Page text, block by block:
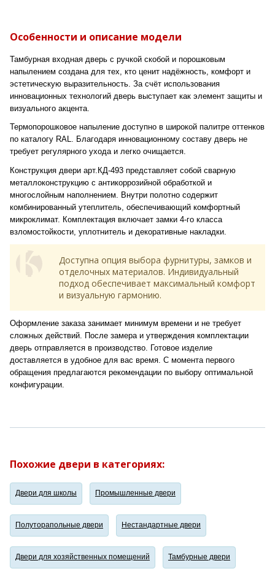
Особенности и описание модели
Тамбурная входная дверь с ручкой скобой и порошковым
напылением создана для тех, кто ценит надёжность, комфорт и
эстетическую выразительность. За счёт использования
инновационных технологий дверь выступает как элемент защиты и
визуального акцента.
Термопорошковое напыление доступно в широкой палитре оттенков
по каталогу RAL. Благодаря инновационному составу дверь не
требует регулярного ухода и легко очищается.
Конструкция двери арт.КД-493 представляет собой сварную
металлоконструкцию с антикоррозийной обработкой и
многослойным наполнением. Внутри полотно содержит
комбинированный утеплитель, обеспечивающий комфортный
микроклимат. Комплектация включает замки 4-го класса
взломостойкости, уплотнитель и декоративные накладки.
Доступна опция выбора фурнитуры, замков и
отделочных материалов. Индивидуальный
подход обеспечивает максимальный комфорт
и визуальную гармонию.
Оформление заказа занимает минимум времени и не требует
сложных действий. После замера и утверждения комплектации
дверь отправляется в производство. Готовое изделие
доставляется в удобное для вас время. С момента первого
обращения предлагаются рекомендации по выбору оптимальной
конфигурации.
Похожие двери в категориях:
Двери для школы Промышленные двери
Полуторапольные двери Нестандартные двери
Двери для хозяйственных помещений Тамбурные двери